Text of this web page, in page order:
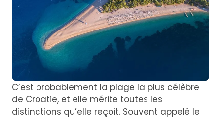
C’est probablement la plage la plus célèbre
de Croatie, et elle mérite toutes les
distinctions qu’elle reçoit. Souvent appelé le